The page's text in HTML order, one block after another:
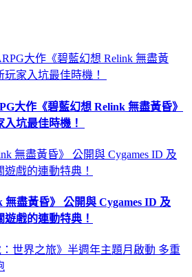
大作《碧藍幻想 Relink 無盡黃昏》
坑最佳時機！
無盡黃昏》 公開與 Cygames ID 及
遊戲的連動特典！